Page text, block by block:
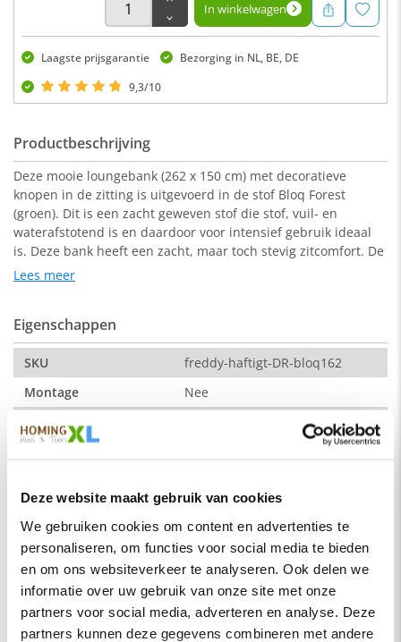
Deze website maakt gebruik van cookies
We gebruiken cookies om content en advertenties te
personaliseren, om functies voor social media te bieden
en om ons websiteverkeer te analyseren. Ook delen we
informatie over uw gebruik van onze site met onze
partners voor social media, adverteren en analyse. Deze
partners kunnen deze gegevens combineren met andere
In winkelwagen
Laagste prijsgarantie
Bezorging in NL, BE, DE
9,3/10
Productbeschrijving
Deze mooie loungebank (262 x 150 cm) met decoratieve
knopen in de zitting is uitgevoerd in de stof Bloq Forest
(groen). Dit is een zacht geweven stof die stof, vuil- en
waterafstotend is en daardoor voor intensief gebruik ideaal
is. Deze bank heeft een zacht, maar toch stevig zitcomfort. De
Häftigt heeft 3 losse rugkussen en 3 losse zitkussens, voorzien
Bij deze variant zit de chaise longue aan de rechterkant
(vooraanzicht).
werkelijkheid. Zeker weten dat dit de kleur is die je zoekt?
De stof:
Bloq is een zachte geweven stof die stevig en slijtvast is.
Dit product valt onder de categorie hoekbanken. Bij ons
profiteer je altijd van de laagste prijsgarantie op al onze
hoekbanken . Voor meer inspiratie kun je ook terecht in onze
showroom van 1200m² in Vianen, 10 autominuten van
Utrecht.
Lees meer
Eigenschappen
SKU
freddy-haftigt-DR-bloq162
Montage
Nee
Merk
Kleur
Materiaal
Stof
Zitbreedte
238 cm
Zitdiepte
59 cm